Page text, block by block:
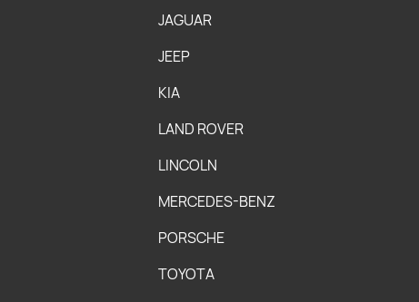
JAGUAR
JEEP
KIA
LAND ROVER
LINCOLN
MERCEDES-BENZ
PORSCHE
TOYOTA